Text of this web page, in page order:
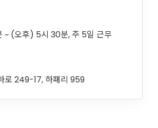
(오후) 5시 30분, 주 5일 근무
로 249-17, 하패리 959